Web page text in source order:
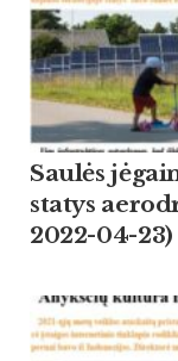
Saulės
statys
2022-04-23)